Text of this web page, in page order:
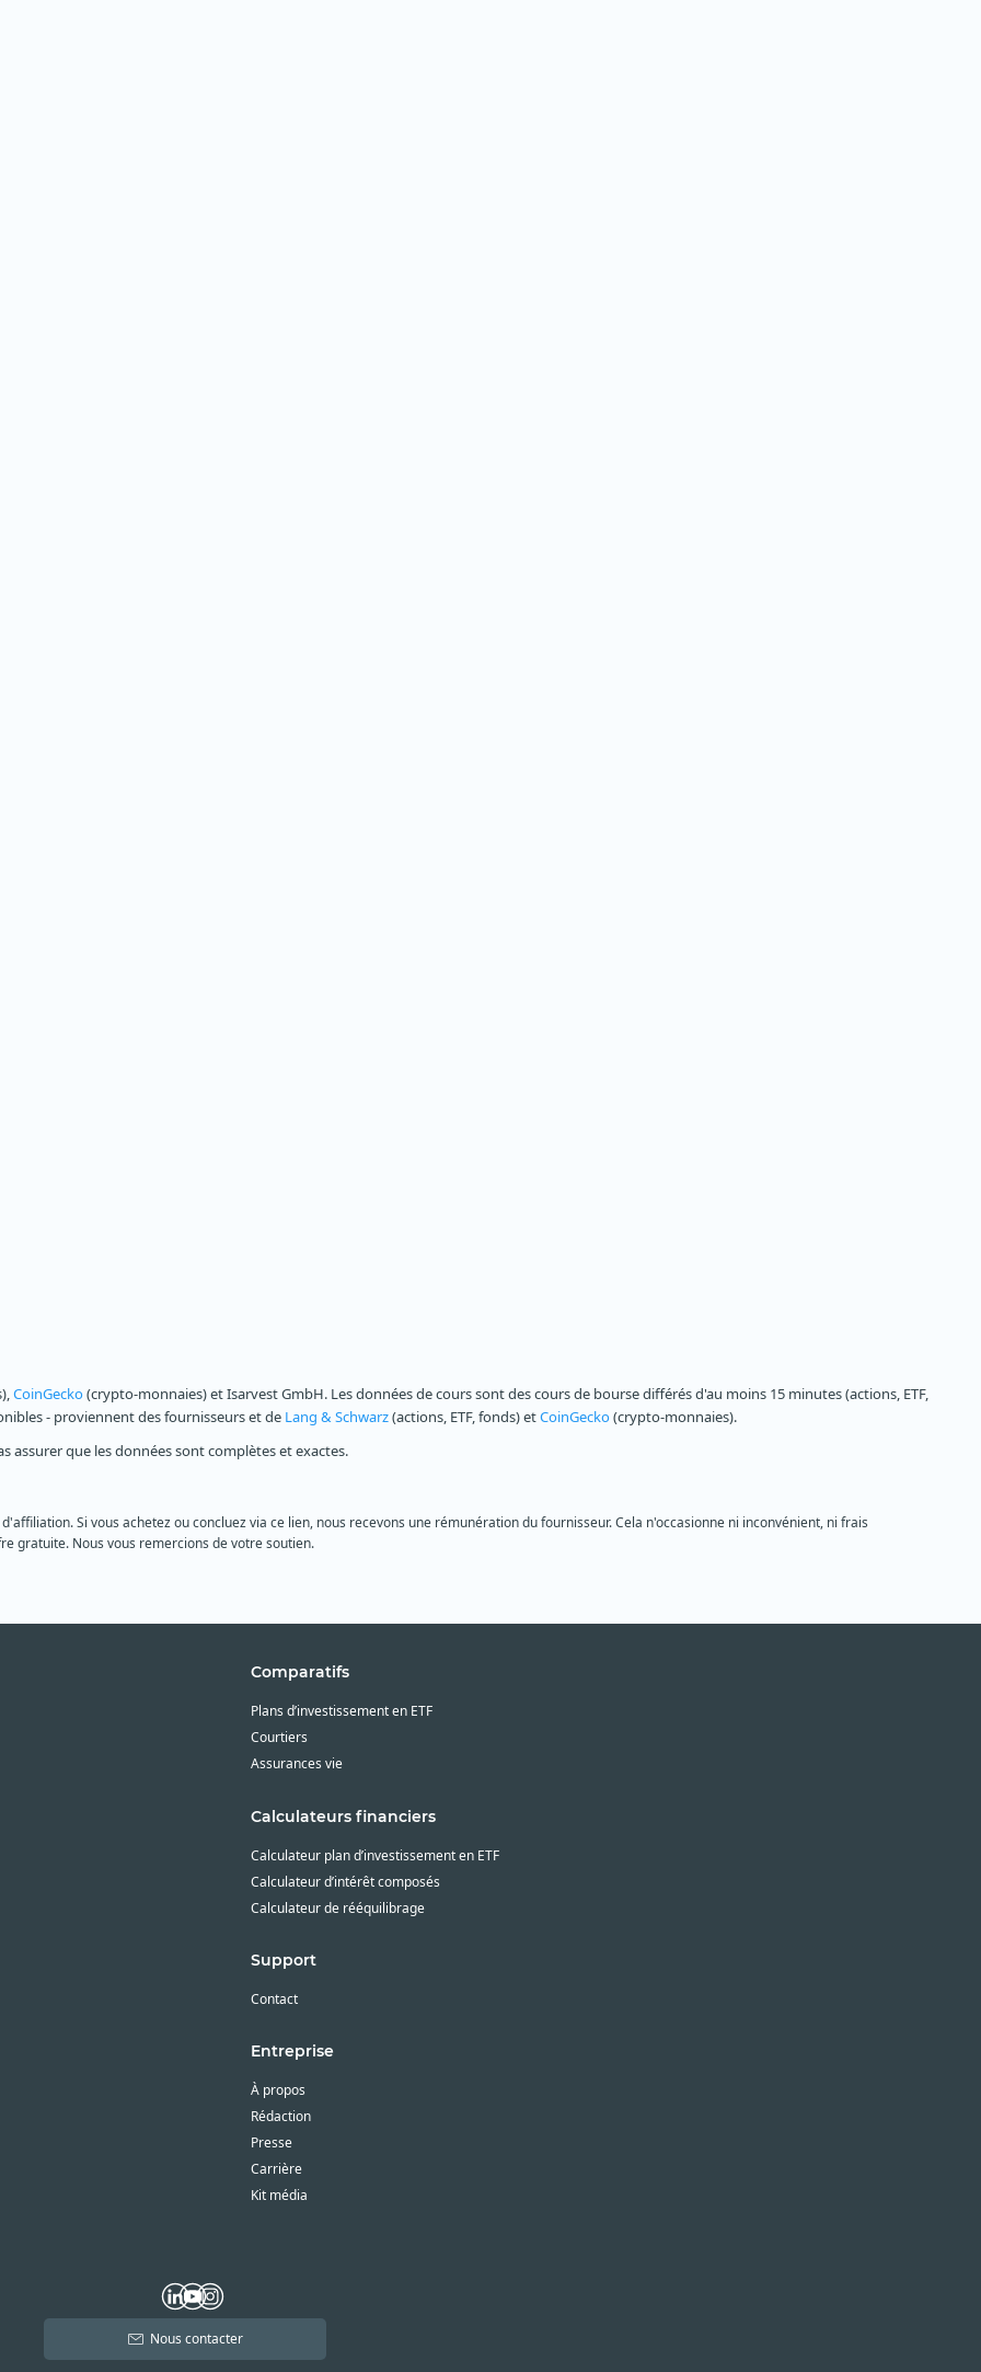
CoinGecko(crypto-monnaies) et Isarvest GmbH. Les données de cours sont des cours de bourse différés d'au moins 15 minutes (actions, ETF,
- proviennent des fournisseurs et de Lang & Schwarz(actions, ETF, fonds) etCoinGecko(crypto-monnaies).
assurer que les données sont complètes et exactes.
Si vous achetez ou concluez via ce lien, nous recevons une rémunération du fournisseur. Cela n'occasionne ni inconvénient, ni frais
gratuite. Nous vous remercions de votre soutien.
Comparatifs
Plans d’investissement en ETF
Courtiers
Assurances vie
Calculateurs financiers
Calculateur plan d’investissement en ETF
Calculateur d’intérêt composés
Calculateur de rééquilibrage
Support
Contact
Entreprise
À propos
Rédaction
Presse
Carrière
Kit média
Nous contacter